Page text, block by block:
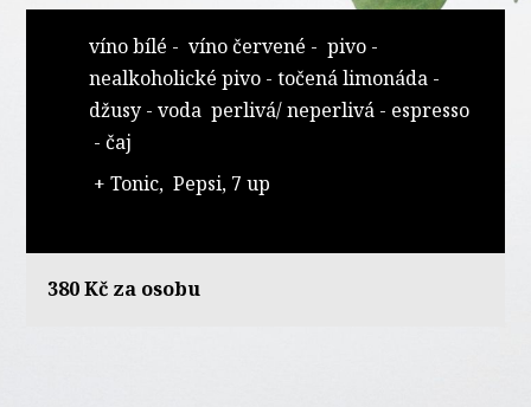
víno bílé - víno červené - pivo -
nealkoholické pivo - točená limonáda -
džusy - voda perlivá/ neperlivá - espresso
- čaj
+ Tonic, Pepsi, 7 up
380 Kč za osobu